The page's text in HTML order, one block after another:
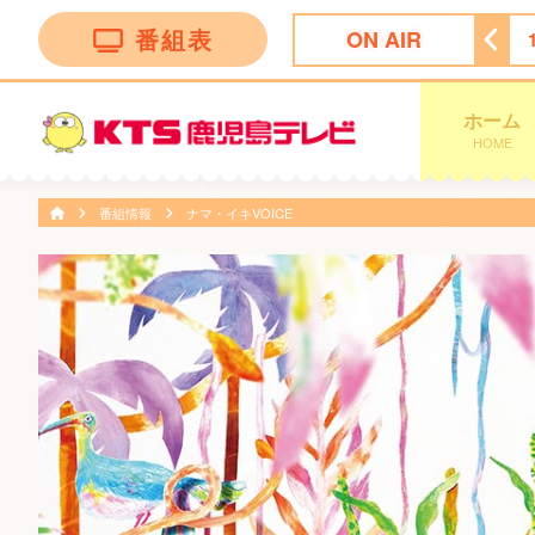
番組表 ON AIR
ごしま 11:30 ＦＮＮ Ｌｉｖｅ Ｎｅｗｓ ｄａｙｓ
ホーム
HOME
番組情報 ナマ・イキVOICE